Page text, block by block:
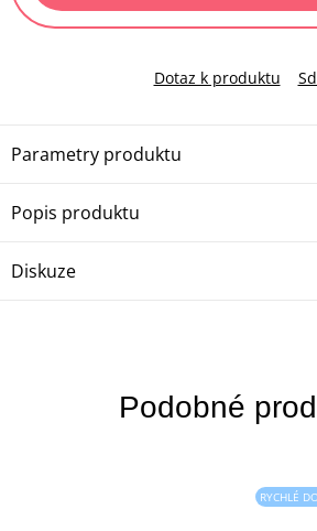
Dotaz k produktu
Popis produktu
Parametry produktu
Diskuze
RYCHLÉ